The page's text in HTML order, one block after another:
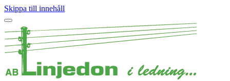
Skippa till innehåll